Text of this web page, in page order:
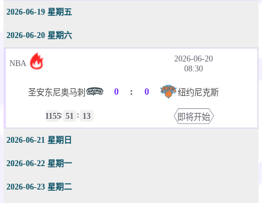
意甲录像
意甲新闻
2026-06-19 星期五
2026-06-20 星期六
NBA
2026-06-20
08:30
圣安东尼奥马刺 0 : 0 纽约尼克斯
1155: 51 : 13 即将开始
2026-06-21 星期日
2026-06-22 星期一
2026-06-23 星期二